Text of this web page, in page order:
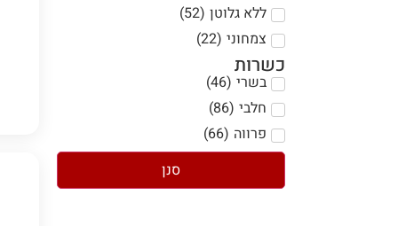
ללא גלוטן (
52
)
צמחוני (
22
)
כשרות
בשרי (
46
)
חלבי (
86
)
פרווה (
66
)
סנן